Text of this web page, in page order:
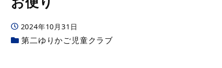
投稿日
2024年10月31日
カテゴリー
第二ゆりかご児童クラブ